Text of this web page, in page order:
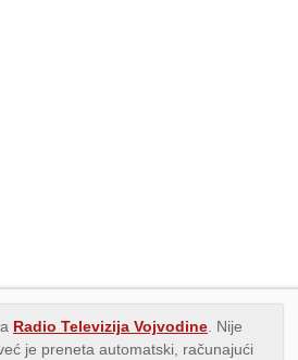
Radio Televizija Vojvodine . Nije
je preneta automatski, računajući